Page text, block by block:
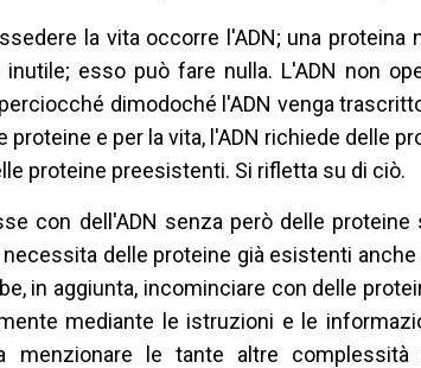
la vita occorre l'ADN; una proteina
esso può fare nulla. L'ADN non
dimodoché l'ADN venga
e per la vita, l'ADN richiede delle
proteine preesistenti. Si rifletta su di ciò.
con dell'ADN senza però delle proteine
delle proteine già esistenti
in aggiunta, incominciare con delle
mediante le istruzioni e le
le tante altre complessità